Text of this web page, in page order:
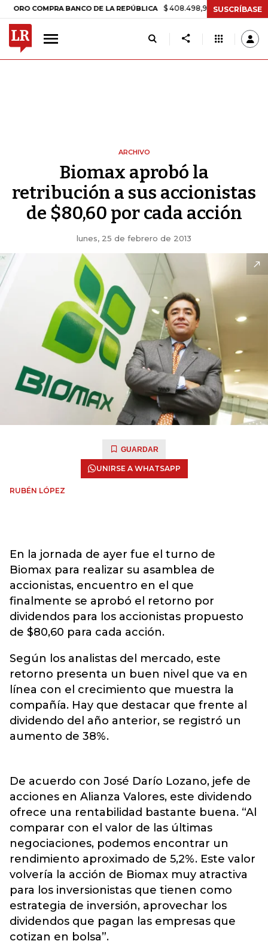
COMPRA BANCO DE LA REPÚBLICA $ 408.498,97 +$ 8.753,81 +2,19%
SUSCRÍBASE
ARCHIVO
Biomax aprobó la
retribución a sus accionistas
de $80,60 por cada acción
lunes, 25 de febrero de 2013
GUARDAR
UNIRSE A WHATSAPP
RUBÉN LÓPEZ
En la jornada de ayer fue el turno de
Biomax para realizar su asamblea de
accionistas, encuentro en el que
finalmente se aprobó el retorno por
dividendos para los accionistas propuesto
de $80,60 para cada acción.
Según los analistas del mercado, este
retorno presenta un buen nivel que va en
línea con el crecimiento que muestra la
compañía. Hay que destacar que frente al
dividendo del año anterior, se registró un
aumento de 38%.
De acuerdo con José Darío Lozano, jefe de
acciones en Alianza Valores, este dividendo
ofrece una rentabilidad bastante buena. “Al
comparar con el valor de las últimas
negociaciones, podemos encontrar un
rendimiento aproximado de 5,2%. Este valor
volvería la acción de Biomax muy atractiva
para los inversionistas que tienen como
estrategia de inversión, aprovechar los
dividendos que pagan las empresas que
cotizan en bolsa”.